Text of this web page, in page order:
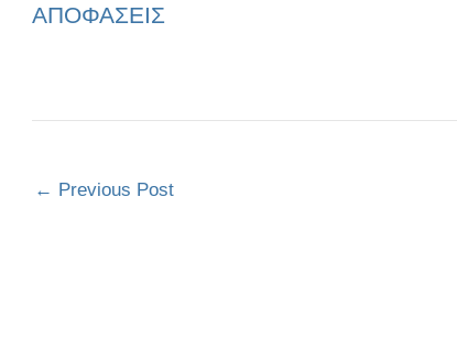
ΑΠΟΦΑΣΕΙΣ
← Previous Post